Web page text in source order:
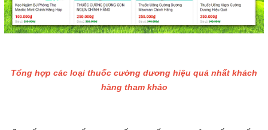
Tổng hợp các loại thuốc cường dương hiệu quả nhất khách
hàng tham khảo